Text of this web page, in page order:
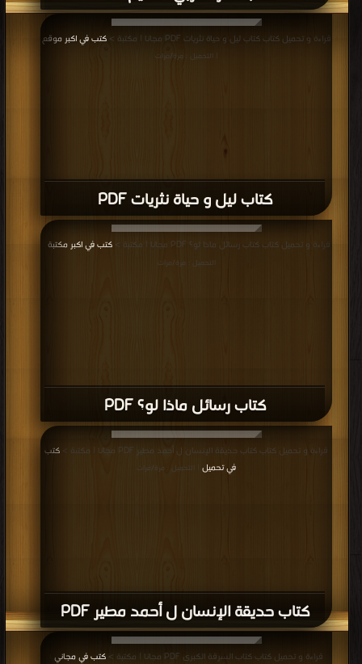
كتاب ليل و حياة نثريات PDF
قراءة و تحميل كتاب كتاب ليل و حياة نثريات PDF مجانا | مكتبة > كتب في اكبر موقع
| التحميل : مرة/مرات
كتاب رسائل ماذا لو؟ PDF
قراءة و تحميل كتاب كتاب رسائل ماذا لو؟ PDF مجانا | مكتبة > كتب في اكبر مكتبة
التحميل : مرة/مرات
كتاب حديقة الإنسان ل أحمد مطير PDF
قراءة و تحميل كتاب كتاب حديقة الإنسان ل أحمد مطير PDF مجانا | مكتبة >
كتب
في تحميل
| التحميل : مرة/مرات
قراءة و تحميل كتاب كتاب السرقة الكبرى PDF مجانا | مكتبة > كتب في مجاني